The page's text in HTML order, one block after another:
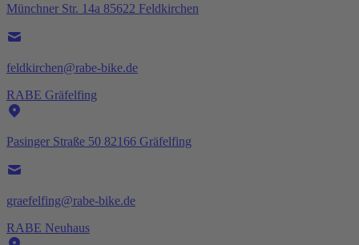
Münchner Str. 14a 85622 Feldkirchen
feldkirchen@rabe-bike.de
RABE Gräfelfing
Pasinger Straße 50 82166 Gräfelfing
graefelfing@rabe-bike.de
RABE Neuhaus